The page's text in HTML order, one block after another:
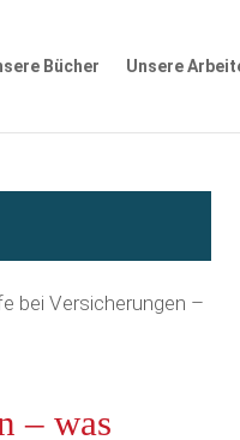
Bücher Unsere
bei Versicherungen –
– was